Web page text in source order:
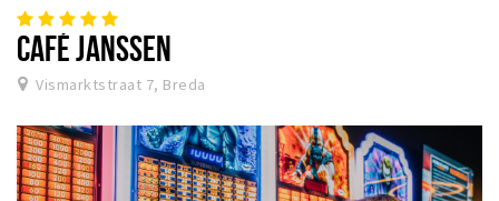
CAFÉ JANSSEN
Vismarktstraat 7, Breda